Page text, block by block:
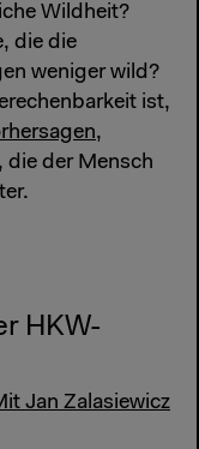
Wildheit?
die die
weniger wild?
ist,
die der Mensch
HKW-
Jan Zalasiewicz